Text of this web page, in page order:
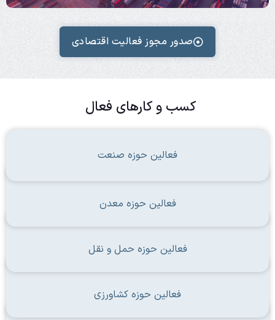
صدور مجوز فعالیت اقتصادی
کسب و کارهای فعال
فعالین حوزه صنعت
فعالین حوزه معدن
فعالین حوزه حمل و نقل
فعالین حوزه کشاورزی